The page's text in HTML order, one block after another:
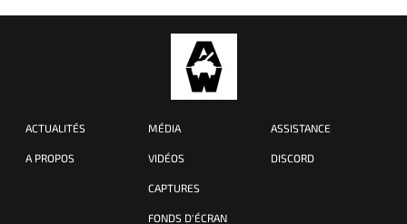
ACTUALITÉS
A PROPOS
MÉDIA
VIDÉOS
CAPTURES
FONDS D'ÉCRAN
ASSISTANCE
DISCORD